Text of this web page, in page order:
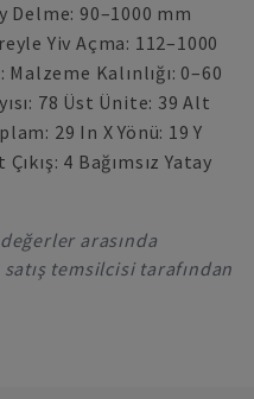
Delme: 90–1000 mm
Yiv Açma: 112–1000
Malzeme Kalınlığı: 0–60
78 Üst Ünite: 39 Alt
29 In X Yönü: 19 Y
4 Bağımsız Yatay
arasında
temsilcisi tarafından